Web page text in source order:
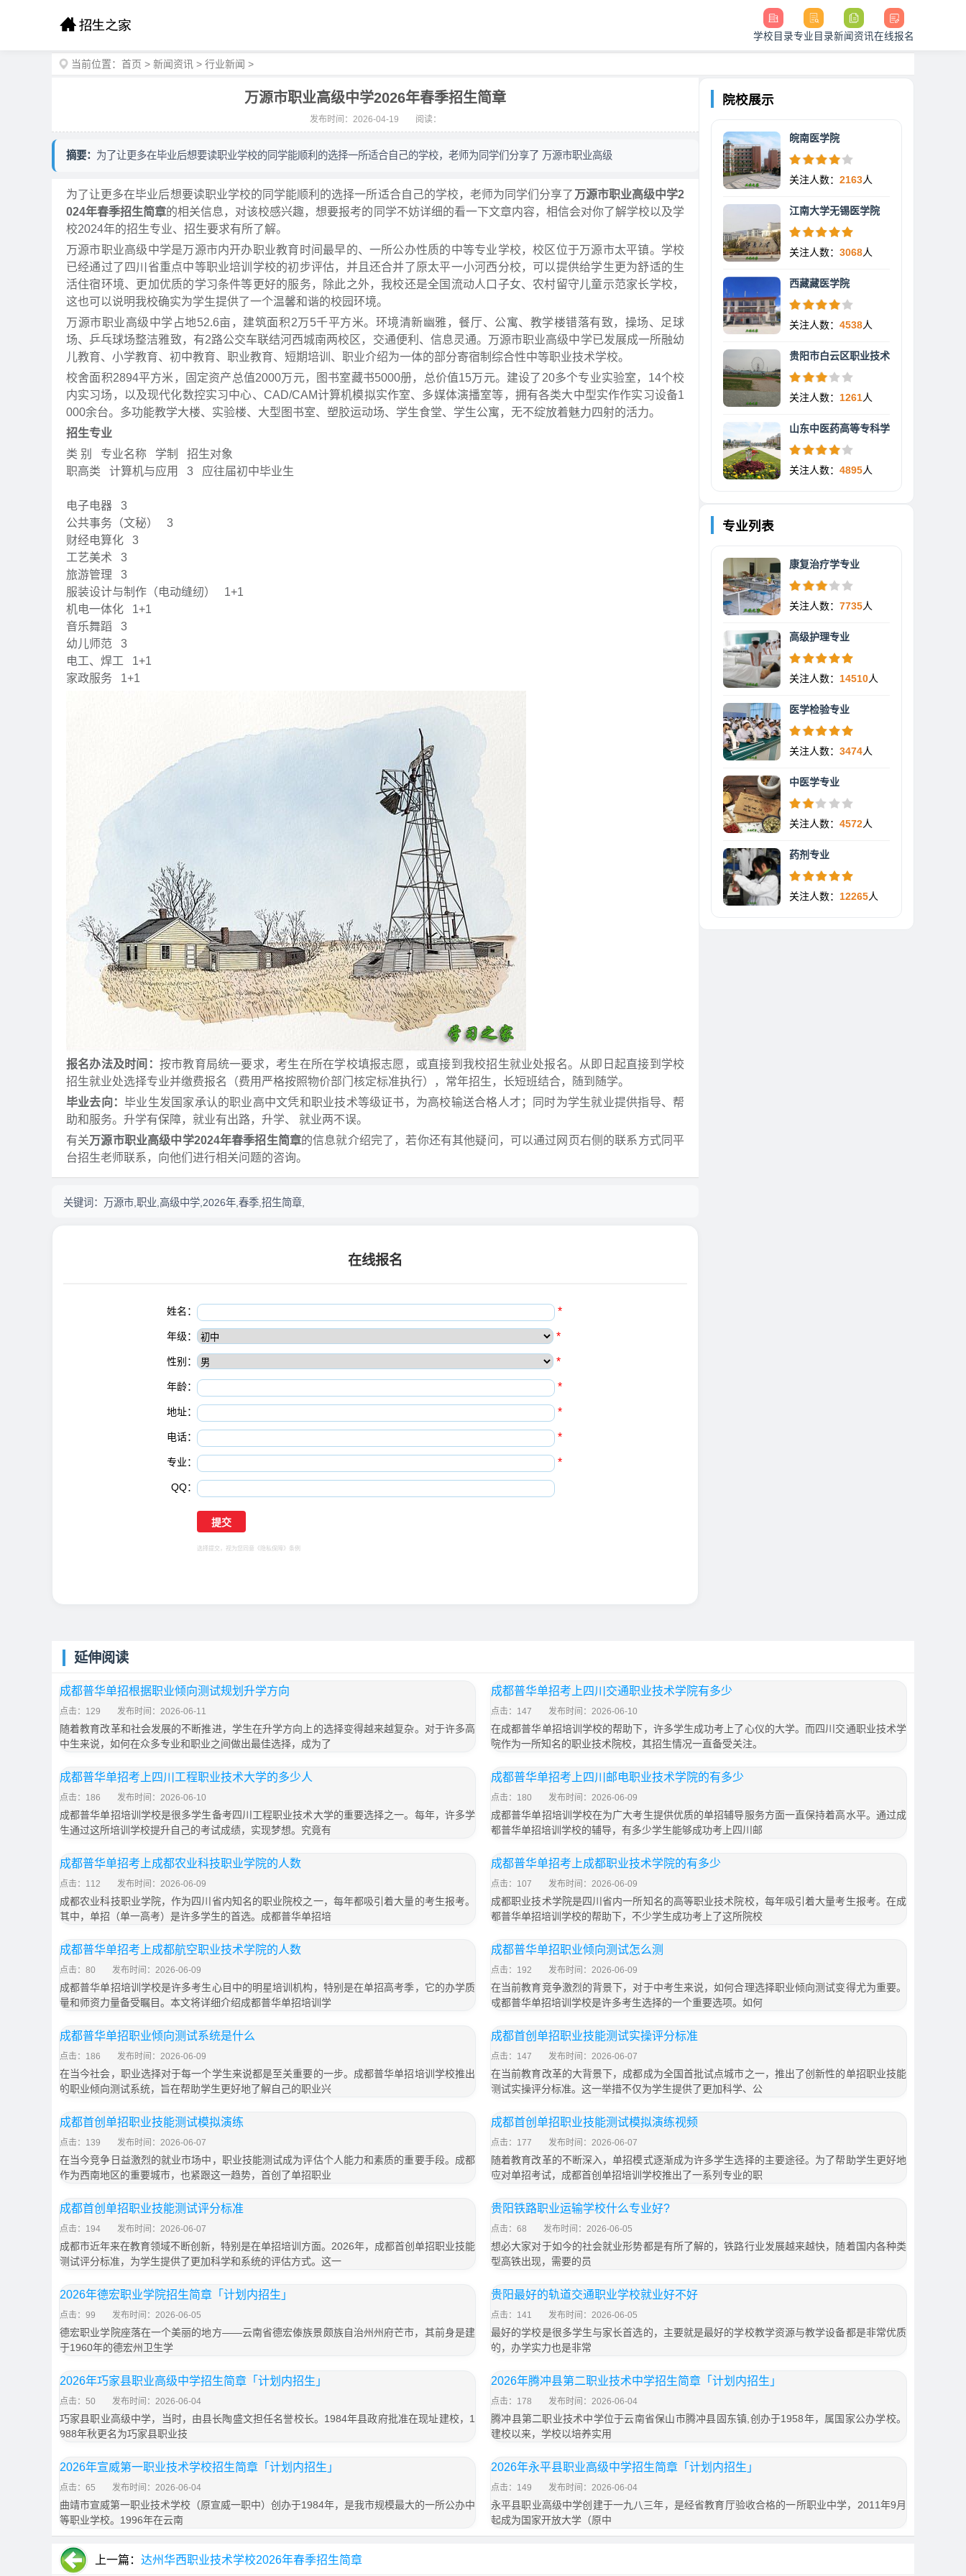
学校目录专业目录新闻资讯在线报名
当前位置： 首页 > 新闻资讯 > 行业新闻 >
万源市职业高级中学2026年春季招生简章
发布时间：2026-04-19 阅读：
摘要： 为了让更多在毕业后想要读职业学校的同学能顺利的选择一所适合自己的学校，老师为同学们分享了 万源市职业高级
为了让更多在毕业后想要读职业学校的同学能顺利的选择一所适合自己的学校，老师为同学们分享了 万源市职业高级中学2
024年春季招生简章的相关信息，对该校感兴趣，想要报考的同学不妨详细的看一下文章内容，相信会对你了解学校以及学
校2024年的招生专业、招生要求有所了解。
万源市职业高级中学是万源市内开办职业教育时间最早的、一所公办性质的中等专业学校，校区位于万源市太平镇。学校
已经通过了四川省重点中等职业培训学校的初步评估，并且还合并了原太平一小河西分校，可以提供给学生更为舒适的生
活住宿环境、更加优质的学习条件等更好的服务，除此之外，我校还是全国流动人口子女、农村留守儿童示范家长学校，
这也可以说明我校确实为学生提供了一个温馨和谐的校园环境。
万源市职业高级中学占地52.6亩，建筑面积2万5千平方米。环境清新幽雅，餐厅、公寓、教学楼错落有致，操场、足球
场、乒乓球场整洁雅致，有2路公交车联结河西城南两校区，交通便利、信息灵通。万源市职业高级中学已发展成一所融幼
儿教育、小学教育、初中教育、职业教育、短期培训、职业介绍为一体的部分寄宿制综合性中等职业技术学校。
校舍面积2894平方米，固定资产总值2000万元，图书室藏书5000册，总价值15万元。建设了20多个专业实验室，14个校
内实习场，以及现代化数控实习中心、CAD/CAM计算机模拟实作室、多媒体演播室等，拥有各类大中型实作作实习设备1
000余台。多功能教学大楼、实验楼、大型图书室、塑胶运动场、学生食堂、学生公寓，无不绽放着魅力四射的活力。
招生专业
类 别
专业名称 学制
招生对象
职高类
计算机与应用 3 应往届初中毕业生
电子电器
3
公共事务（文秘）
3
财经电算化
3
工艺美术
3
旅游管理
3
服装设计与制作（电动缝纫）
1+1
机电一体化
1+1
音乐舞蹈
3
幼儿师范
3
电工、焊工
1+1
家政服务
1+1
报名办法及时间： 按市教育局统一要求，考生在所在学校填报志愿，或直接到我校招生就业处报名。从即日起直接到学校
招生就业处选择专业并缴费报名（费用严格按照物价部门核定标准执行），常年招生，长短班结合，随到随学。
毕业去向：毕业生发国家承认的职业高中文凭和职业技术等级证书，为高校输送合格人才；同时为学生就业提供指导、帮
助和服务。升学有保障，就业有出路，升学、 就业两不误。
有关万源市职业高级中学2024年春季招生简章的信息就介绍完了，若你还有其他疑问，可以通过网页右侧的联系方式同平
台招生老师联系，向他们进行相关问题的咨询。
关键词： 万源市,职业,高级中学,2026年,春季,招生简章,
在线报名
姓名： *
年级： *
性别： *
年龄： *
地址： *
电话： *
专业： *
QQ：
选择提交，视为您同意 《隐私保障》 条例
院校展示
皖南医学院
关注人数： 2163人
江南大学无锡医学院
关注人数： 3068人
西藏藏医学院
关注人数： 4538人
贵阳市白云区职业技术
关注人数： 1261人
山东中医药高等专科学
关注人数： 4895人
专业列表
康复治疗学专业
关注人数： 7735人
高级护理专业
关注人数： 14510人
医学检验专业
关注人数： 3474人
中医学专业
关注人数： 4572人
药剂专业
关注人数： 12265人
延伸阅读
成都普华单招根据职业倾向测试规划升学方向
点击：129 发布时间：2026-06-11
随着教育改革和社会发展的不断推进，学生在升学方向上的选择变得越来越复杂。对于许多高
中生来说，如何在众多专业和职业之间做出最佳选择，成为了
成都普华单招考上四川交通职业技术学院有多少
点击：147 发布时间：2026-06-10
在成都普华单招培训学校的帮助下，许多学生成功考上了心仪的大学。而四川交通职业技术学
院作为一所知名的职业技术院校，其招生情况一直备受关注。
成都普华单招考上四川工程职业技术大学的多少人
点击：186 发布时间：2026-06-10
成都普华单招培训学校是很多学生备考四川工程职业技术大学的重要选择之一。每年，许多学
生通过这所培训学校提升自己的考试成绩，实现梦想。究竟有
成都普华单招考上四川邮电职业技术学院的有多少
点击：180 发布时间：2026-06-09
成都普华单招培训学校在为广大考生提供优质的单招辅导服务方面一直保持着高水平。通过成
都普华单招培训学校的辅导，有多少学生能够成功考上四川邮
成都普华单招考上成都农业科技职业学院的人数
点击：112 发布时间：2026-06-09
成都农业科技职业学院，作为四川省内知名的职业院校之一，每年都吸引着大量的考生报考。
其中，单招（单一高考）是许多学生的首选。成都普华单招培
成都普华单招考上成都职业技术学院的有多少
点击：107 发布时间：2026-06-09
成都职业技术学院是四川省内一所知名的高等职业技术院校，每年吸引着大量考生报考。在成
都普华单招培训学校的帮助下，不少学生成功考上了这所院校
成都普华单招考上成都航空职业技术学院的人数
点击：80 发布时间：2026-06-09
成都普华单招培训学校是许多考生心目中的明星培训机构，特别是在单招高考季，它的办学质
量和师资力量备受瞩目。本文将详细介绍成都普华单招培训学
成都普华单招职业倾向测试怎么测
点击：192 发布时间：2026-06-09
在当前教育竞争激烈的背景下，对于中考生来说，如何合理选择职业倾向测试变得尤为重要。
成都普华单招培训学校是许多考生选择的一个重要选项。如何
成都普华单招职业倾向测试系统是什么
点击：186 发布时间：2026-06-09
在当今社会，职业选择对于每一个学生来说都是至关重要的一步。成都普华单招培训学校推出
的职业倾向测试系统，旨在帮助学生更好地了解自己的职业兴
成都首创单招职业技能测试实操评分标准
点击：147 发布时间：2026-06-07
在当前教育改革的大背景下，成都成为全国首批试点城市之一，推出了创新性的单招职业技能
测试实操评分标准。这一举措不仅为学生提供了更加科学、公
成都首创单招职业技能测试模拟演练
点击：139 发布时间：2026-06-07
在当今竞争日益激烈的就业市场中，职业技能测试成为评估个人能力和素质的重要手段。成都
作为西南地区的重要城市，也紧跟这一趋势，首创了单招职业
成都首创单招职业技能测试模拟演练视频
点击：177 发布时间：2026-06-07
随着教育改革的不断深入，单招模式逐渐成为许多学生选择的主要途径。为了帮助学生更好地
应对单招考试，成都首创单招培训学校推出了一系列专业的职
成都首创单招职业技能测试评分标准
点击：194 发布时间：2026-06-07
成都市近年来在教育领域不断创新，特别是在单招培训方面。2026年，成都首创单招职业技能
测试评分标准，为学生提供了更加科学和系统的评估方式。这一
贵阳铁路职业运输学校什么专业好?
点击：68 发布时间：2026-06-05
想必大家对于如今的社会就业形势都是有所了解的，铁路行业发展越来越快，随着国内各种类
型高铁出现，需要的员
2026年德宏职业学院招生简章「计划内招生」
点击：99 发布时间：2026-06-05
德宏职业学院座落在一个美丽的地方——云南省德宏傣族景颇族自治州州府芒市，其前身是建
于1960年的德宏州卫生学
贵阳最好的轨道交通职业学校就业好不好
点击：141 发布时间：2026-06-05
最好的学校是很多学生与家长首选的，主要就是最好的学校教学资源与教学设备都是非常优质
的，办学实力也是非常
2026年巧家县职业高级中学招生简章「计划内招生」
点击：50 发布时间：2026-06-04
巧家县职业高级中学，当时，由县长陶盛文担任名誉校长。1984年县政府批准在现址建校，1
988年秋更名为巧家县职业技
2026年腾冲县第二职业技术中学招生简章「计划内招生」
点击：178 发布时间：2026-06-04
腾冲县第二职业技术中学位于云南省保山市腾冲县固东镇,创办于1958年，属国家公办学校。
建校以来，学校以培养实用
2026年宣威第一职业技术学校招生简章「计划内招生」
点击：65 发布时间：2026-06-04
曲靖市宣威第一职业技术学校（原宣威一职中）创办于1984年，是我市规模最大的一所公办中
等职业学校。1996年在云南
2026年永平县职业高级中学招生简章「计划内招生」
点击：149 发布时间：2026-06-04
永平县职业高级中学创建于一九八三年，是经省教育厅验收合格的一所职业中学，2011年9月
起成为国家开放大学（原中
上一篇： 达州华西职业技术学校2026年春季招生简章